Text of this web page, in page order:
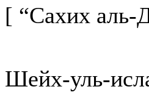
[ “Сахих аль-
Шейх-уль-